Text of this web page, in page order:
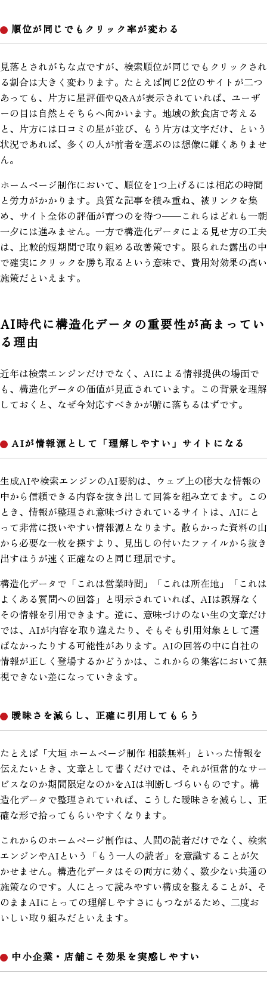
順位が同じでもクリック率が変わる
見落とされがちな点ですが、検索順位が同じでもクリックされ
る割合は大きく変わります。たとえば同じ2位のサイトが二つ
あっても、片方に星評価やQ&Aが表示されていれば、ユーザ
ーの目は自然とそちらへ向かいます。地域の飲食店で考える
と、片方には口コミの星が並び、もう片方は文字だけ、という
状況であれば、多くの人が前者を選ぶのは想像に難くありませ
ん。
ホームページ制作において、順位を1つ上げるには相応の時間
と労力がかかります。良質な記事を積み重ね、被リンクを集
め、サイト全体の評価が育つのを待つ——これらはどれも一朝
一夕には進みません。一方で構造化データによる見せ方の工夫
は、比較的短期間で取り組める改善策です。限られた露出の中
で確実にクリックを勝ち取るという意味で、費用対効果の高い
施策だといえます。
AI時代に構造化データの重要性が高まってい
る理由
近年は検索エンジンだけでなく、AIによる情報提供の場面で
も、構造化データの価値が見直されています。この背景を理解
しておくと、なぜ今対応すべきかが腑に落ちるはずです。
AIが情報源として「理解しやすい」サイトになる
生成AIや検索エンジンのAI要約は、ウェブ上の膨大な情報の
中から信頼できる内容を抜き出して回答を組み立てます。この
とき、情報が整理され意味づけされているサイトは、AIにと
って非常に扱いやすい情報源となります。散らかった資料の山
から必要な一枚を探すより、見出しの付いたファイルから抜き
出すほうが速く正確なのと同じ理屈です。
構造化データで「これは営業時間」「これは所在地」「これは
よくある質問への回答」と明示されていれば、AIは誤解なく
その情報を引用できます。逆に、意味づけのない生の文章だけ
では、AIが内容を取り違えたり、そもそも引用対象として選
ばなかったりする可能性があります。AIの回答の中に自社の
情報が正しく登場するかどうかは、これからの集客において無
視できない差になっていきます。
曖昧さを減らし、正確に引用してもらう
たとえば「大垣 ホームページ制作 相談無料」といった情報を
伝えたいとき、文章として書くだけでは、それが恒常的なサー
ビスなのか期間限定なのかをAIは判断しづらいものです。構
造化データで整理されていれば、こうした曖昧さを減らし、正
確な形で拾ってもらいやすくなります。
これからのホームページ制作は、人間の読者だけでなく、検索
エンジンやAIという「もう一人の読者」を意識することが欠
かせません。構造化データはその両方に効く、数少ない共通の
施策なのです。人にとって読みやすい構成を整えることが、そ
のままAIにとっての理解しやすさにもつながるため、二度お
いしい取り組みだといえます。
中小企業・店舗こそ効果を実感しやすい